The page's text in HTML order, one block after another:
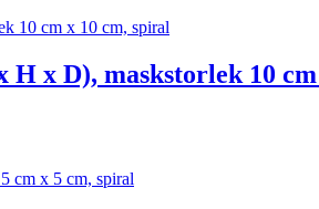
H x D), maskstorlek 10